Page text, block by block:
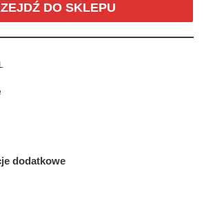
DO SKLEPU
dodatkowe